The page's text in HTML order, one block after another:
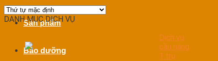
Sản phẩm
Bảo dưỡng
DANH MỤC DỊCH VỤ
Dịch vụ
cầu nâng
1 trụ